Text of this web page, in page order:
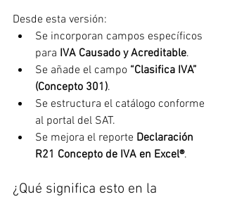
Desde esta versión:
Se incorporan campos específicos
para IVA Causado y Acreditable.
Se añade el campo “Clasifica IVA”
(Concepto 301).
Se estructura el catálogo conforme
al portal del SAT.
Se mejora el reporte Declaración
R21 Concepto de IVA en Excel®.
¿Qué significa esto en la